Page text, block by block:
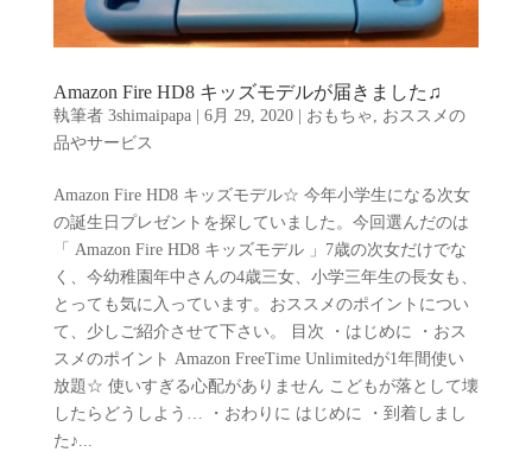
Amazon Fire HD8 キッズモデルが届きました♫
執筆者 3shimaipapa| 6月 29, 2020| おもちゃ, おススメの
品やサービス
Amazon Fire HD8 キッズモデル☆ 今年小学生になる次女
の誕生日プレゼントを探していました。今回選んだのは
「 Amazon Fire HD8 キッズモデル 」7歳の次女だけでな
く、今幼稚園年中さんの4歳三女、小学三年生の長女も、
とっても気に入っています。おススメのポイントについ
て、少しご紹介させて下さい。 目次 ・はじめに ・おス
スメのポイント Amazon FreeTime Unlimitedが1年間使い
放題☆ 使いすぎる心配がありません こどもが落として壊
したらどうしよう… ・おわりに はじめに ・到着しまし
た♪...